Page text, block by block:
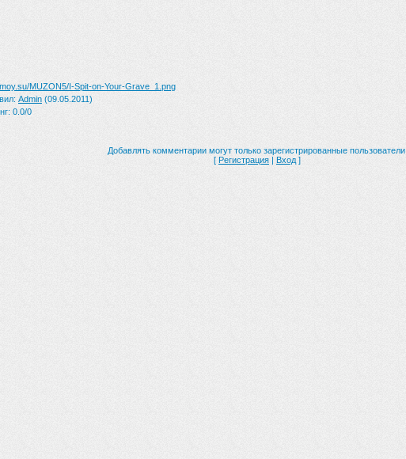
MUZON5/I-Spit-on-Your-Grave_1.png
: Admin (09.05.2011)
: 0.0/0
Добавлять комментарии могут только зарегистрированные пользователи.
[ Регистрация | Вход ]